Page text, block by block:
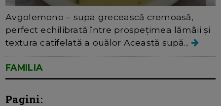
Avgolemono – supa grecească cremoasă,
perfect echilibrată între prospețimea lămâii și
textura catifelată a ouălor Această supă...
FAMILIA
Pagini: